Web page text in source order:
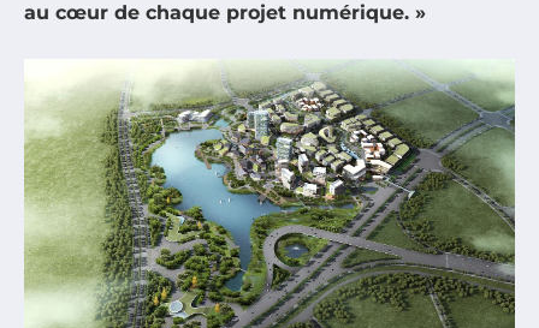
au cœur de chaque projet numérique. »